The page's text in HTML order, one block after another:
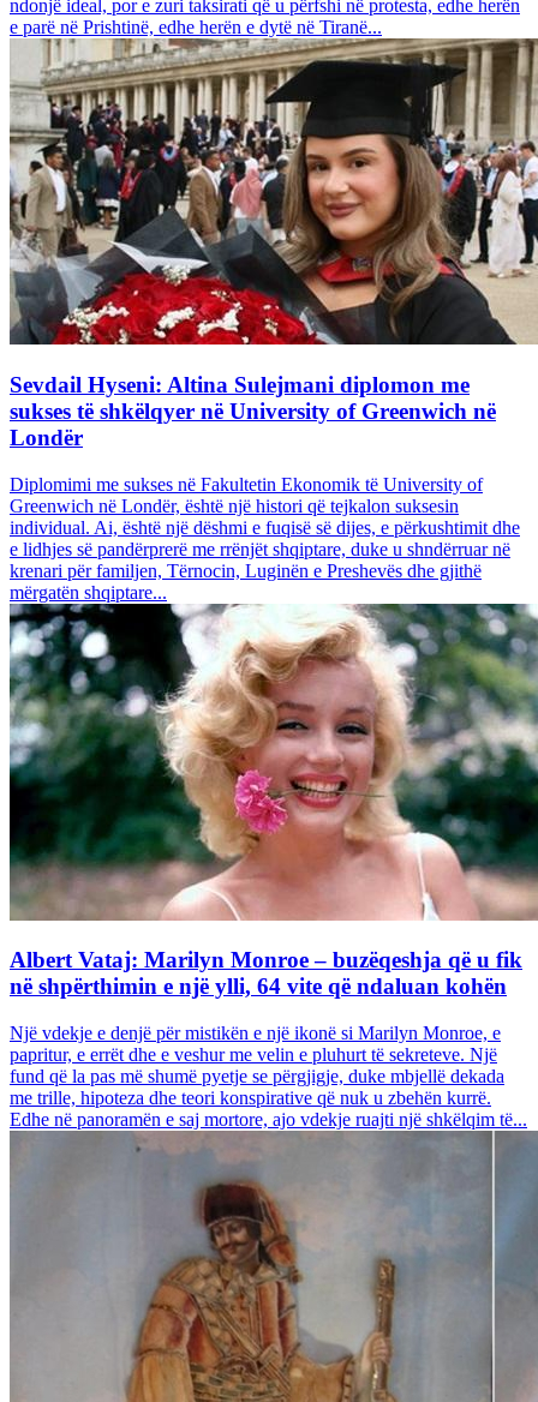
ndonjë ideal, por e zuri taksirati që u përfshi në protesta, edhe herën
e parë në Prishtinë, edhe herën e dytë në Tiranë...
Sevdail Hyseni: Altina Sulejmani diplomon me
sukses të shkëlqyer në University of Greenwich në
Londër
Diplomimi me sukses në Fakultetin Ekonomik të University of
Greenwich në Londër, është një histori që tejkalon suksesin
individual. Ai, është një dëshmi e fuqisë së dijes, e përkushtimit dhe
e lidhjes së pandërprerë me rrënjët shqiptare, duke u shndërruar në
krenari për familjen, Tërnocin, Luginën e Preshevës dhe gjithë
mërgatën shqiptare...
Albert Vataj: Marilyn Monroe – buzëqeshja që u fik
në shpërthimin e një ylli, 64 vite që ndaluan kohën
Një vdekje e denjë për mistikën e një ikonë si Marilyn Monroe, e
papritur, e errët dhe e veshur me velin e pluhurt të sekreteve. Një
fund që la pas më shumë pyetje se përgjigje, duke mbjellë dekada
me trille, hipoteza dhe teori konspirative që nuk u zbehën kurrë.
Edhe në panoramën e saj mortore, ajo vdekje ruajti një shkëlqim të...